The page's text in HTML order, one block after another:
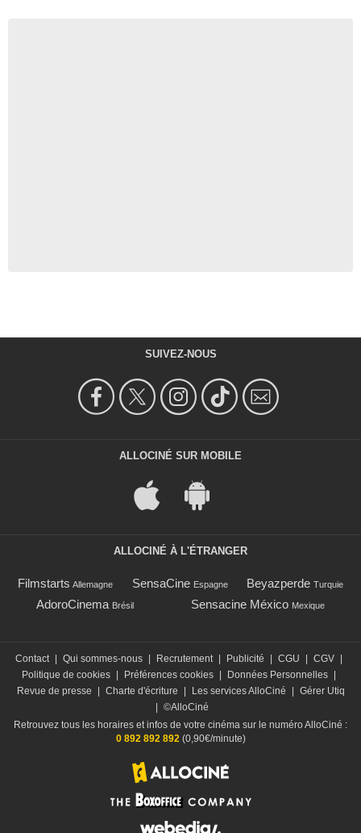
SUIVEZ-NOUS
ALLOCINÉ SUR MOBILE
ALLOCINÉ À L'ÉTRANGER
Filmstarts Allemagne SensaCine Espagne Beyazperde Turquie
AdoroCinema Brésil Sensacine México Mexique
Contact Qui sommes-nous Recrutement Publicité CGU CGV
Politique de cookies
Préférences cookies Données Personnelles
Revue de presse
Charte d'écriture Les services AlloCiné
Gérer Utiq
©AlloCiné
Retrouvez tous les horaires et infos de votre cinéma sur le numéro AlloCiné :
0 892 892 892(0,90€/minute)